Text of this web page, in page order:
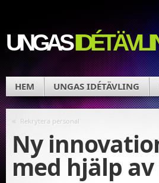
UNGAS
HEM UNGAS IDÉTÄVLING
« Rekrytera personal
Ny
med hjälp